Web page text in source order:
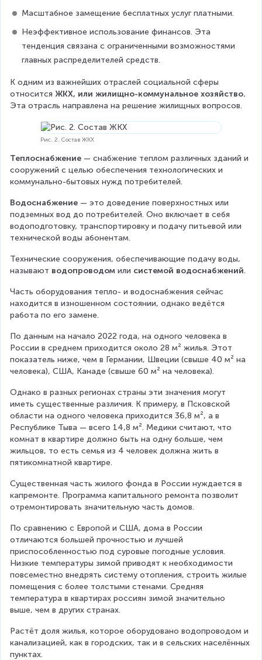
Масштабное замещение бесплатных услуг платными.
Неэффективное использование финансов. Эта
тенденция связана с ограниченными возможностями
главных распределителей средств.
К одним из важнейших отраслей социальной сферы
относится ЖКХ, или жилищно-коммунальное хозяйство.
Эта отрасль направлена на решение жилищных вопросов.
Рис. 2. Состав ЖКХ
Теплоснабжение — снабжение теплом различных зданий и
сооружений с целью обеспечения технологических и
коммунально-бытовых нужд потребителей.
Водоснабжение — это доведение поверхностных или
подземных вод до потребителей. Оно включает в себя
водоподготовку, транспортировку и подачу питьевой или
технической воды абонентам.
Технические сооружения, обеспечивающие подачу воды,
называют водопроводом или системой водоснабжений.
Часть оборудования тепло- и водоснабжения сейчас
находится в изношенном состоянии, однако ведётся
работа по его замене.
По данным на начало 2022 года, на одного человека в
России в среднем приходится около 28 м² жилья. Этот
показатель ниже, чем в Германии, Швеции (свыше 40 м² на
человека), США, Канаде (свыше 60 м² на человека).
Однако в разных регионах страны эти значения могут
иметь существенные различия. К примеру, в Псковской
области на одного человека приходится 36,8 м², а в
Республике Тыва — всего 14,8 м². Медики считают, что
комнат в квартире должно быть на одну больше, чем
жильцов, то есть семья из 4 человек должна жить в
пятикомнатной квартире.
Существенная часть жилого фонда в России нуждается в
капремонте. Программа капитального ремонта позволит
отремонтировать значительную часть домов.
По сравнению с Европой и США, дома в России
отличаются большей прочностью и лучшей
приспособленностью под суровые погодные условия.
Низкие температуры зимой приводят к необходимости
повсеместно внедрять систему отопления, строить жилые
помещения с более толстыми стенами. Средняя
температура в квартирах россиян зимой значительно
выше, чем в других странах.
Растёт доля жилья, которое оборудовано водопроводом и
канализацией, как в городских, так и в сельских населённых
пунктах.